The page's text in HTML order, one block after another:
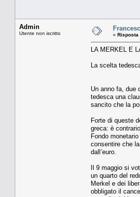
Admin
Utente non iscritto « Risposta
LA MERKEL E
La scelta
Un anno fa, due
tedesca una
sancito che la
Forte di queste
greca: è
Fondo
consentire che
dall’euro.
Il 9 maggio si
un quarto del
Merkel e dei
obbligato il